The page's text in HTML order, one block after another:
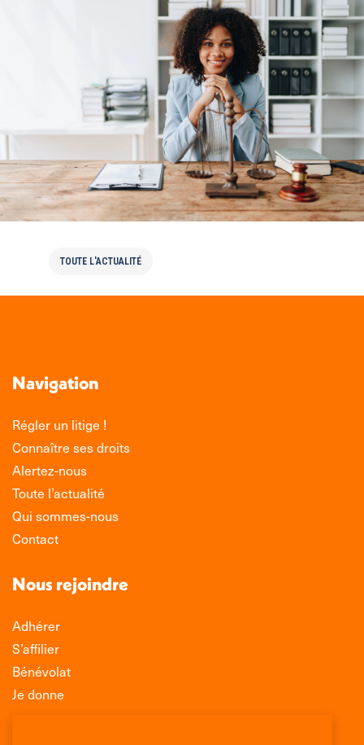
Le copolco s’invite en Malaisie!
TOUTE L'ACTUALITÉ
Navigation
Régler un litige !
Connaître ses droits
Alertez-nous
Toute l’actualité
Qui sommes-nous
Contact
Nous rejoindre
Adhérer
S’affilier
Bénévolat
Je donne